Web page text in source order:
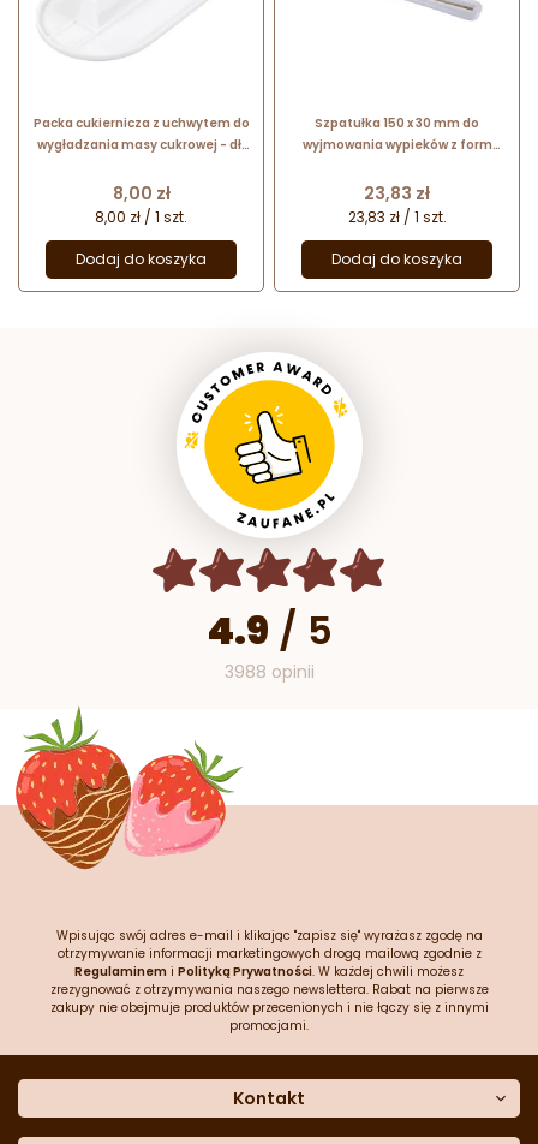
Packa cukiernicza z uchwytem do
wygładzania masy cukrowej - dł.
Cena
8,00 zł
8,00 zł / 1 szt.
Dodaj do koszyka
Szpatułka 150 x 30 mm do
wyjmowania wypieków z form
Cena
23,83 zł
23,83 zł / 1 szt.
Dodaj do koszyka
4.9 / 5
3988 opinii
Wpisując swój adres e-mail i klikając "zapisz się" wyrażasz zgodę na
otrzymywanie informacji marketingowych drogą mailową zgodnie z
Regulaminem i Polityką Prywatności. W każdej chwili możesz
zrezygnować z otrzymywania naszego newslettera. Rabat na pierwsze
zakupy nie obejmuje produktów przecenionych i nie łączy się z innymi
promocjami.
Kontakt